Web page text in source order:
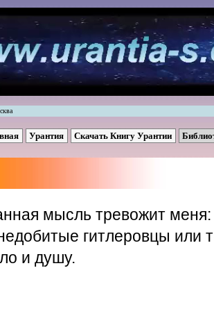
Урантия Скачать Книгу Урантии
мысль тревожит
гитлеровцы или
и душу.